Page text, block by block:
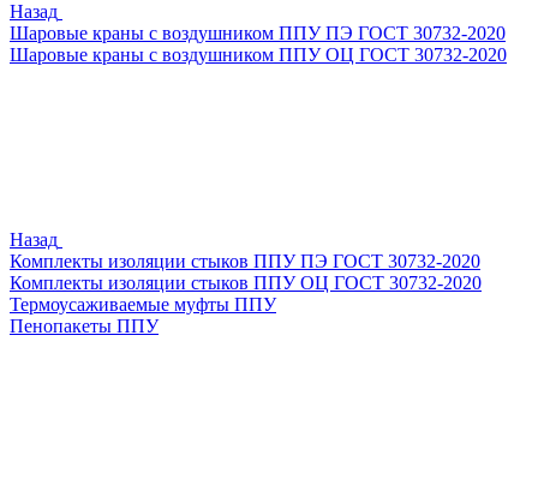
Назад
Шаровые краны с воздушником ППУ ПЭ ГОСТ 30732-2020
Шаровые краны с воздушником ППУ ОЦ ГОСТ 30732-2020
Назад
Комплекты изоляции стыков ППУ ПЭ ГОСТ 30732-2020
Комплекты изоляции стыков ППУ ОЦ ГОСТ 30732-2020
Термоусаживаемые муфты ППУ
Пенопакеты ППУ